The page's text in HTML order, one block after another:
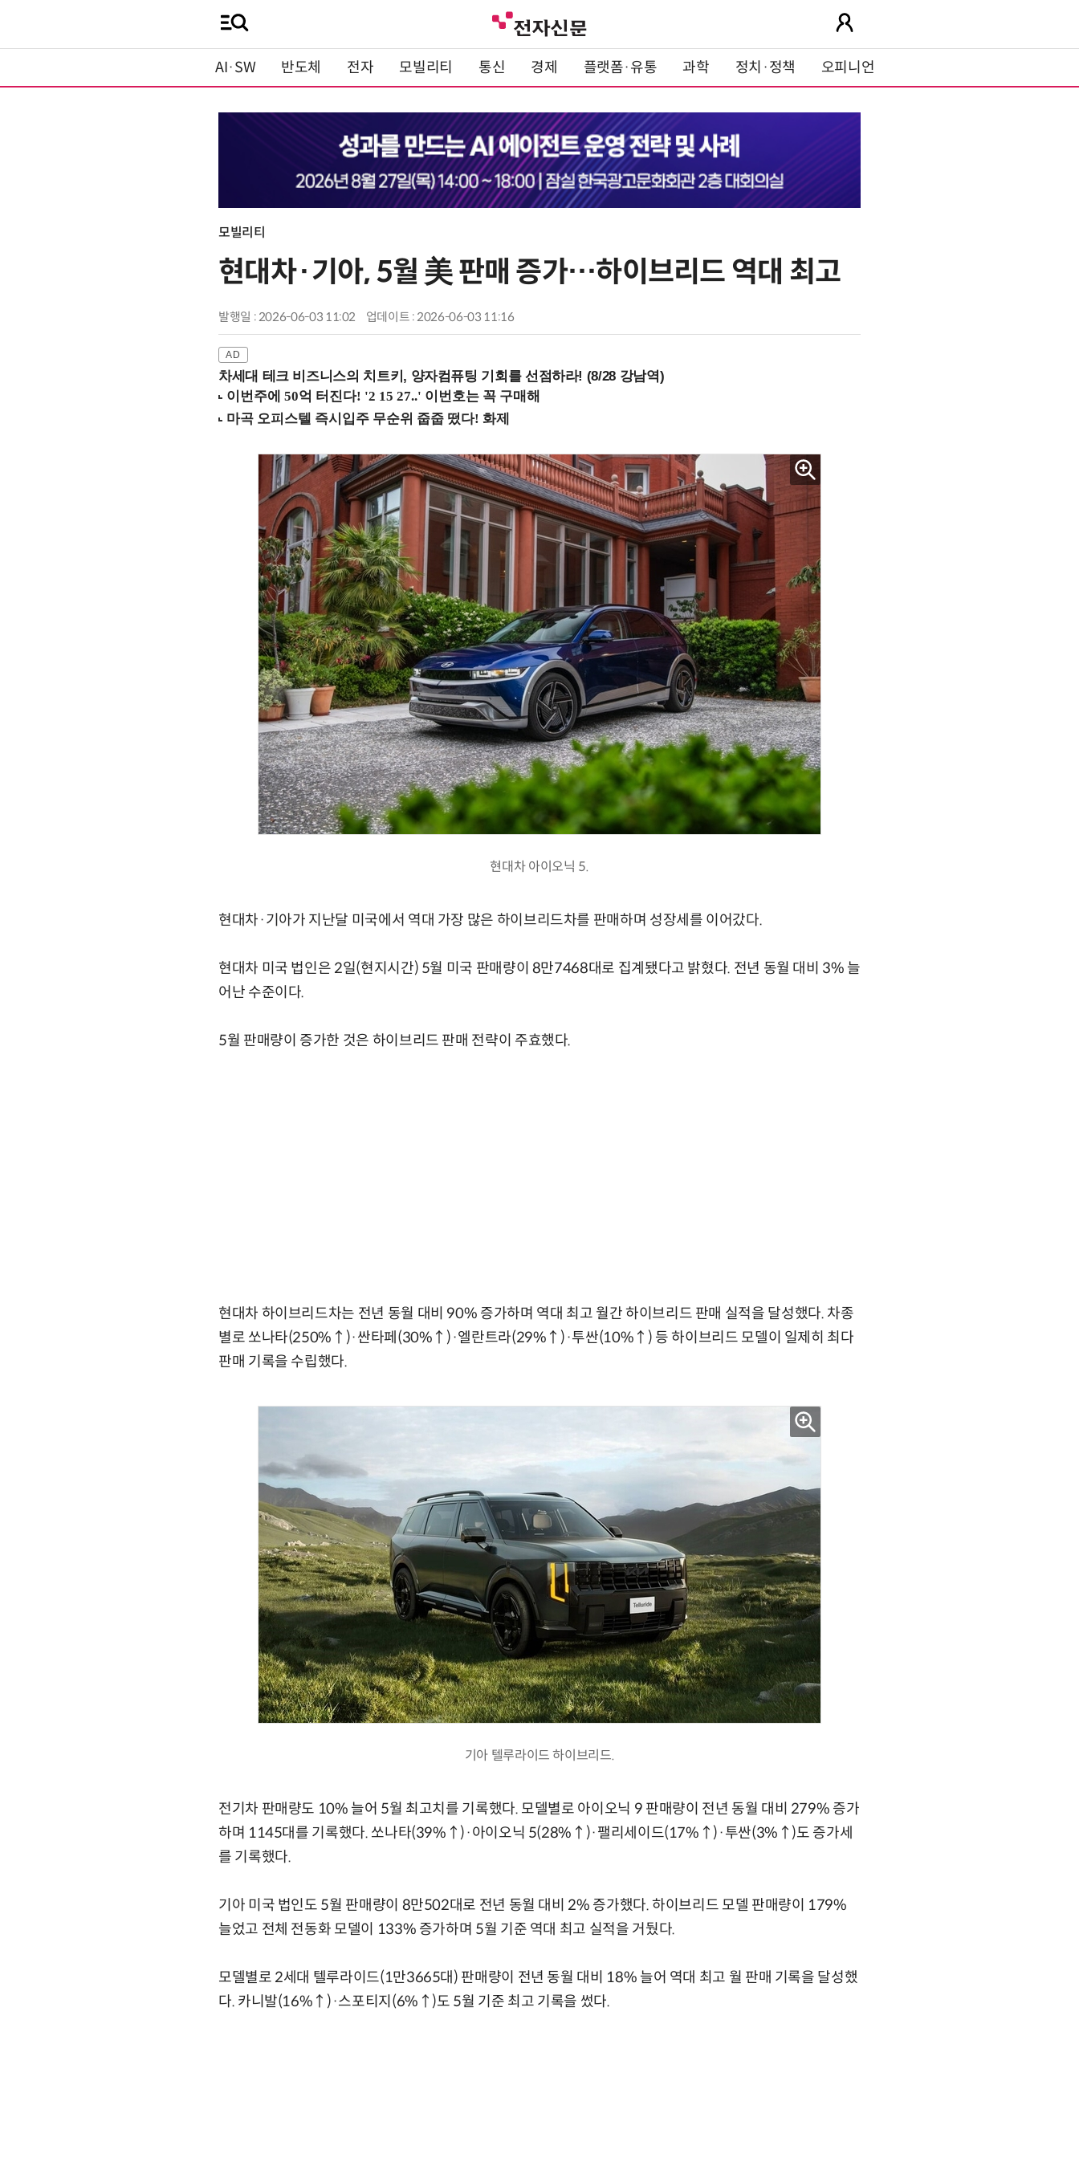
AI·SW 반도체 전자 모빌리티 통신 경제 플랫폼·유통 과학 정치·정책 오피니언
모빌리티
현대차·기아, 5월 美 판매 증가…하이브리드 역대 최고
발행일 : 2026-06-03 11:02 업데이트 : 2026-06-03 11:16
차세대 테크 비즈니스의 치트키, 양자컴퓨팅 기회를 선점하라! (8/28 강남역)
현대차 아이오닉 5.
현대차·기아가 지난달 미국에서 역대 가장 많은 하이브리드차를 판매하며 성장세를 이어갔다.
현대차 미국 법인은 2일(현지시간) 5월 미국 판매량이 8만7468대로 집계됐다고 밝혔다. 전년 동월 대비 3% 늘
어난 수준이다.
5월 판매량이 증가한 것은 하이브리드 판매 전략이 주효했다.
현대차 하이브리드차는 전년 동월 대비 90% 증가하며 역대 최고 월간 하이브리드 판매 실적을 달성했다. 차종
별로 쏘나타(250%↑)·싼타페(30%↑)·엘란트라(29%↑)·투싼(10%↑) 등 하이브리드 모델이 일제히 최다
판매 기록을 수립했다.
기아 텔루라이드 하이브리드.
전기차 판매량도 10% 늘어 5월 최고치를 기록했다. 모델별로 아이오닉 9 판매량이 전년 동월 대비 279% 증가
하며 1145대를 기록했다. 쏘나타(39%↑)·아이오닉 5(28%↑)·팰리세이드(17%↑)·투싼(3%↑)도 증가세
를 기록했다.
기아 미국 법인도 5월 판매량이 8만502대로 전년 동월 대비 2% 증가했다. 하이브리드 모델 판매량이 179%
늘었고 전체 전동화 모델이 133% 증가하며 5월 기준 역대 최고 실적을 거뒀다.
모델별로 2세대 텔루라이드(1만3665대) 판매량이 전년 동월 대비 18% 늘어 역대 최고 월 판매 기록을 달성했
다. 카니발(16%↑)·스포티지(6%↑)도 5월 기준 최고 기록을 썼다.